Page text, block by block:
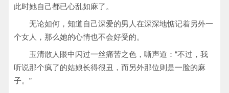
此时她自己都已心乱如麻了。
无论如何，知道自己深爱的男人在深深地惦记着另外一
个女人，那么她的心情也不会好受的。
玉清散人眼中闪过一丝痛苦之色，嘶声道：“不过，我
听说那个疯了的姑娘长得很丑，而另外那位则是一脸的麻
子。”